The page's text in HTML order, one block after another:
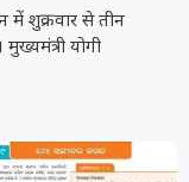
में शुक्रवार से तीन
योगी